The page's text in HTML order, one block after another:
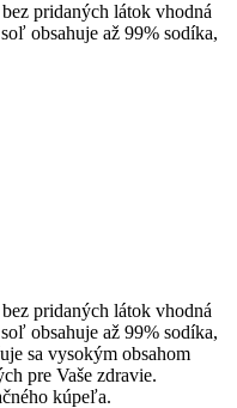
bez pridaných látok vhodná
obsahuje až 99% sodíka,
bez pridaných látok vhodná
obsahuje až 99% sodíka,
sa vysokým obsahom
pre Vaše zdravie.
kúpeľa.